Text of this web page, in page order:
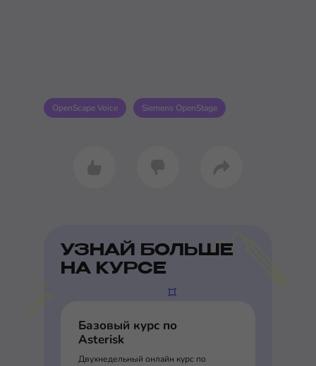
OpenScape Voice Siemens OpenStage
УЗНАЙ БОЛЬШЕ
НА КУРСЕ
Базовый курс по
Asterisk
Двухнедельный онлайн курс по